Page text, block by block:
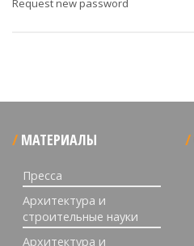
Request new password
МАТЕРИАЛЫ
Пресса
Архитектура и
строительные науки
Архитектура и